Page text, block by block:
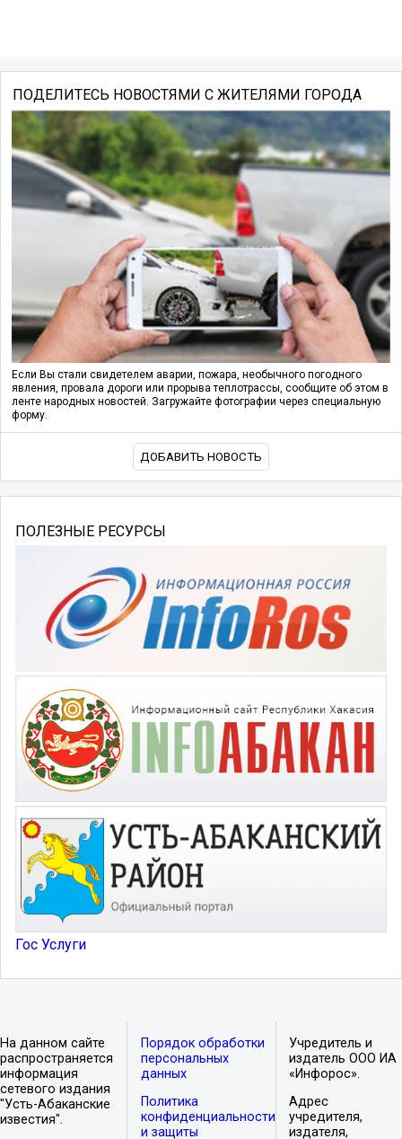
ПОДЕЛИТЕСЬ НОВОСТЯМИ С ЖИТЕЛЯМИ ГОРОДА
Если Вы стали свидетелем аварии, пожара, необычного погодного
явления, провала дороги или прорыва теплотрассы, сообщите об этом в
ленте народных новостей. Загружайте фотографии через специальную
форму.
ДОБАВИТЬ НОВОСТЬ
ПОЛЕЗНЫЕ РЕСУРСЫ
Гос Услуги
На данном сайте
распространяется
информация
сетевого издания
"Усть-Абаканские
известия".
Порядок обработки
персональных
данных
Политика
конфиденциальности
и защиты
Учредитель и
издатель ООО ИА
«Инфорос».
Адрес
учредителя,
издателя,